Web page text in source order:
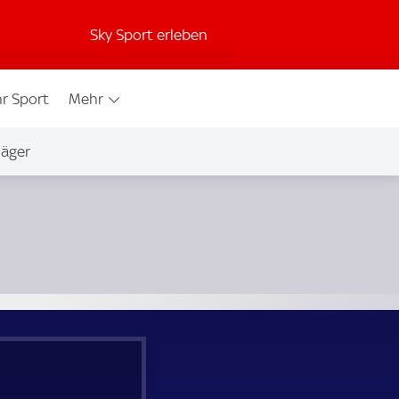
Sky Sport erleben
Sport Mehr